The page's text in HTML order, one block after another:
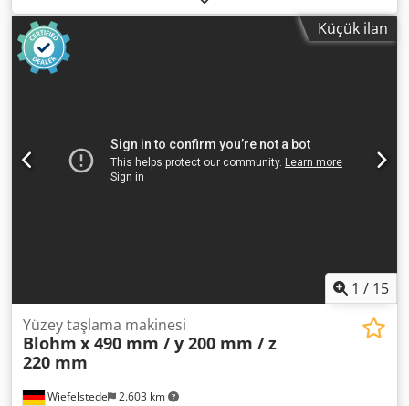
80 x 127 mm Taşlama taşı devir sayısı 1400 / 2800 dev/dak
Çeşitli aksesuarlar Dedpfjzhl Rnox Aqgskr MARCELS
MASCHINEN AG
Küçük ilan
1 / 15
Wiefelstede 2.603 km
Yüzey taşlama makinesi
Blohm x 490 mm / y 200 mm / z
220 mm